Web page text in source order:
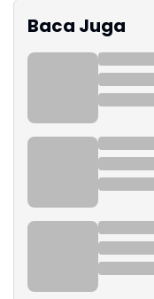
Baca Juga